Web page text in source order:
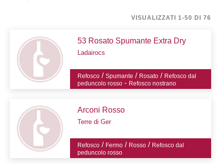
VISUALIZZATI 1-50 DI 76
53 Rosato Spumante Extra Dry
Ladairocs
Refosco /Spumante / Rosato / Refosco dal
peduncolo rosso - Refosco nostrano
Arconi Rosso
Terre di Ger
Refosco / Fermo / Rosso / Refosco dal
peduncolo rosso